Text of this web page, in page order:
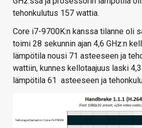
tehonkulutus 157 wattia.
Core i7-9700K:n kanssa tilanne oli
toimi 28 sekunnin ajan 4,6 GHz:n
lämpötila nousi 71 asteeseen ja
wattiin, kunnes kellotaajuus laski
lämpötila 61 asteeseen ja